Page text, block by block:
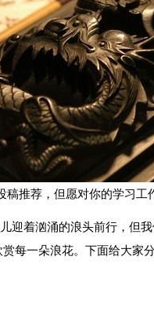
推荐，但愿对你的学习工
迎着汹涌的浪头前行，但
每一朵浪花。下面给大家